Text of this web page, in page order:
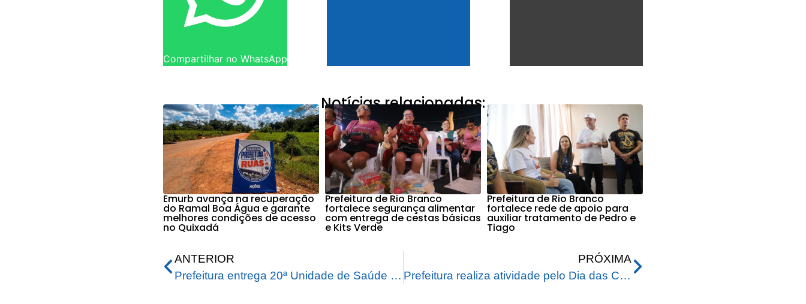
Compartilhar no WhatsApp
Notícias relacionadas:
Emurb avança na recuperação
do Ramal Boa Água e garante
melhores condições de acesso
no Quixadá
Prefeitura de Rio Branco
fortalece segurança alimentar
com entrega de cestas básicas
e Kits Verde
Prefeitura de Rio Branco
fortalece rede de apoio para
auxiliar tratamento de Pedro e
Tiago
ANTERIOR
Prefeitura entrega 20ª Unidade de Saúde da Família totalmente reformada
PRÓXIMA
Prefeitura realiza atividade pelo Dia das Crianças voltada para autistas